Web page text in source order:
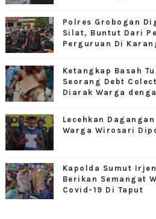
Polres Grobogan
Silat, Buntut Dari
Perguruan Di
Ketangkap Basah
Seorang Debt
Diarak Warga
Lecehkan
Warga Wirosari
Kapolda Sumut
Berikan Semangat
Covid-19 Di Taput